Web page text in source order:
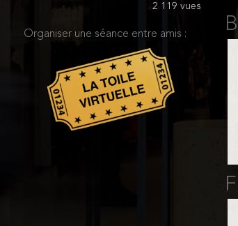
Organiser une séance entre amis :
2 119 vues